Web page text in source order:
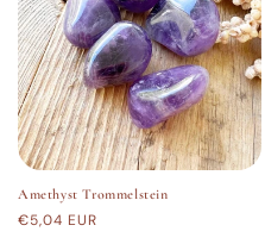
Amethyst Trommelstein
Normaler
€5,04 EUR